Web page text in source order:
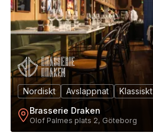
Nordiskt Avslappnat
Klassiskt
Brasserie Draken
Olof Palmes plats 2, Göteborg